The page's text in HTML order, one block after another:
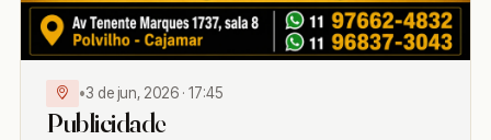
•3 de jun, 2026 · 17:45
Publicidade